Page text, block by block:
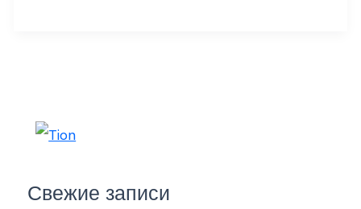
Свежие записи